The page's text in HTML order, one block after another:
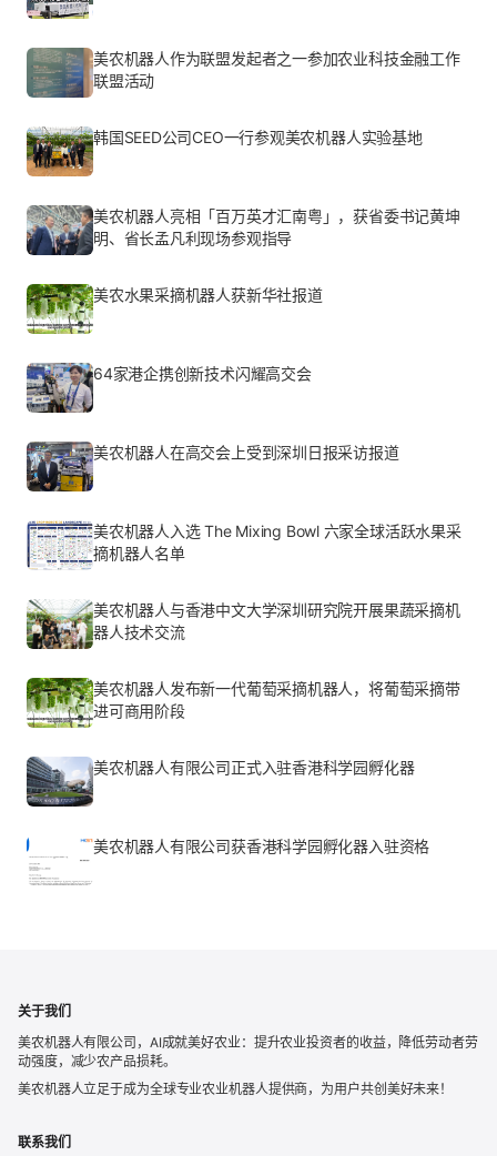
美农机器人作为联盟发起者之一参加农业科技金融工作
联盟活动
韩国SEED公司CEO一行参观美农机器人实验基地
美农机器人亮相「百万英才汇南粤」，获省委书记黄坤
明、省长孟凡利现场参观指导
美农水果采摘机器人获新华社报道
64家港企携创新技术闪耀高交会
美农机器人在高交会上受到深圳日报采访报道
美农机器人入选 The Mixing Bowl 六家全球活跃水果采
摘机器人名单
美农机器人与香港中文大学深圳研究院开展果蔬采摘机
器人技术交流
美农机器人发布新一代葡萄采摘机器人，将葡萄采摘带
进可商用阶段
美农机器人有限公司正式入驻香港科学园孵化器
美农机器人有限公司获香港科学园孵化器入驻资格
关于我们
美农机器人有限公司，AI成就美好农业：提升农业投资者的收益，降低劳动者劳
动强度，减少农产品损耗。
美农机器人立足于成为全球专业农业机器人提供商，为用户共创美好未来！
联系我们